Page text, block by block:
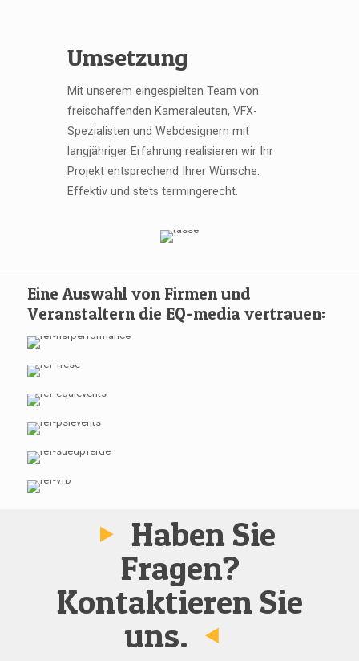
Umsetzung
Mit unserem eingespielten Team von
freischaffenden Kameraleuten, VFX-
Spezialisten und Webdesignern mit
langjähriger Erfahrung realisieren wir Ihr
Projekt entsprechend Ihrer Wünsche.
Effektiv und stets termingerecht.
Eine Auswahl von Firmen und
Veranstaltern die EQ-media vertrauen:
Haben Sie
Fragen?
Kontaktieren Sie
uns.